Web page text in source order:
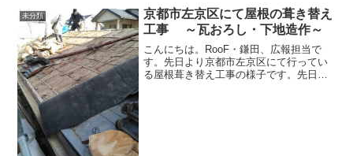
たことがあれば、次の世代まで安心して
暮らせる屋根工事を行う...
未分類
京都市左京区にて屋根の葺き替え
工事 ～瓦おろし・下地造作～
こんにちは。RooF・鎌田、広報担当で
す。先日より京都市左京区にて行ってい
る屋根葺き替え工事の様子です。先日に